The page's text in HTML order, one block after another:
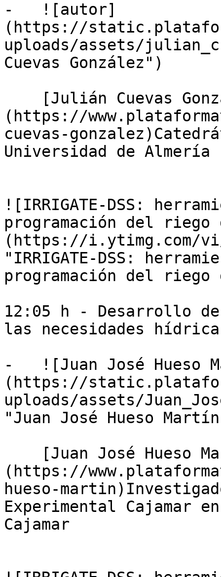
-   ![autor]
(https://
uploads/assets/
Cuevas González")
(https://
cuevas-
Universidad de Almería
![IRRIGATE-DSS:
programación del riego
(https://i.ytimg.com/vi/
"IRRIGATE-DSS:
programación del
12:05 h - Desarrollo de
las necesidades
-   ![Juan José Hueso
(https://
uploads/assets/
"Juan José Hueso
(https://
hueso-
Experimental Cajamar
Cajamar